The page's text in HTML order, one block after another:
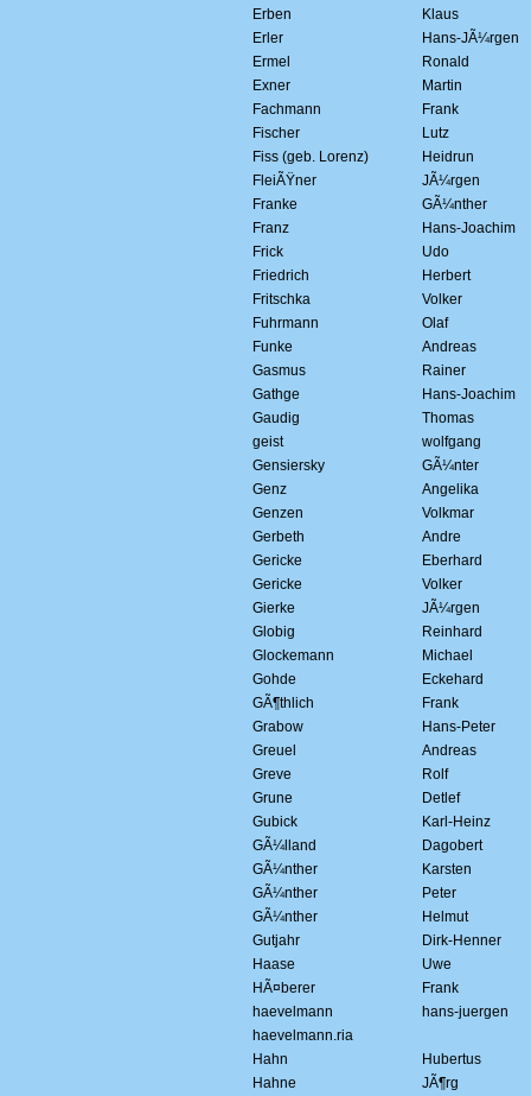
Erben
Klaus
Erler
Hans-JÃ¼rgen
Ermel
Ronald
Exner
Martin
Fachmann
Frank
Fischer
Lutz
Fiss (geb. Lorenz)
Heidrun
FleiÃŸner
JÃ¼rgen
Franke
GÃ¼nther
Franz
Hans-Joachim
Frick
Udo
Friedrich
Herbert
Fritschka
Volker
Fuhrmann
Olaf
Funke
Andreas
Gasmus
Rainer
Gathge
Hans-Joachim
Gaudig
Thomas
geist
wolfgang
Gensiersky
GÃ¼nter
Genz
Angelika
Genzen
Volkmar
Gerbeth
Andre
Gericke
Eberhard
Gericke
Volker
Gierke
JÃ¼rgen
Globig
Reinhard
Glockemann
Michael
Gohde
Eckehard
GÃ¶thlich
Frank
Grabow
Hans-Peter
Greuel
Andreas
Greve
Rolf
Grune
Detlef
Gubick
Karl-Heinz
GÃ¼lland
Dagobert
GÃ¼nther
Karsten
GÃ¼nther
Peter
GÃ¼nther
Helmut
Gutjahr
Dirk-Henner
Haase
Uwe
HÃ¤berer
Frank
haevelmann
hans-juergen
haevelmann.ria
Hahn
Hubertus
Hahne
JÃ¶rg